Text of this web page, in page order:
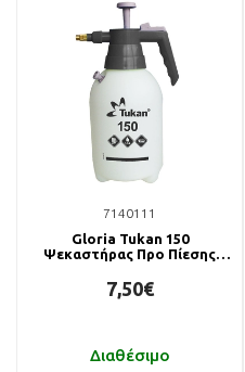
7140111
Gloria Tukan 150
Ψεκαστήρας Προ Πίεσης
7,50€
Διαθέσιμο